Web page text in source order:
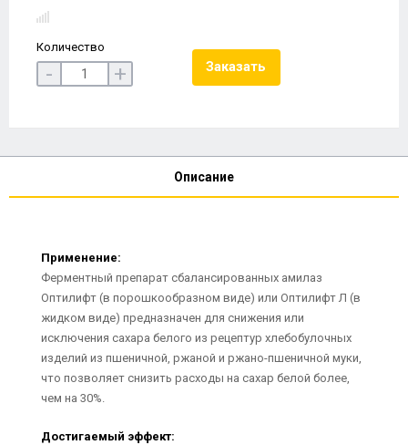
Количество
- + Заказать
Описание
Применение:
Ферментный препарат сбалансированных амилаз
Оптилифт (в порошкообразном виде) или Оптилифт Л (в
жидком виде) предназначен для снижения или
исключения сахара белого из рецептур хлебобулочных
изделий из пшеничной, ржаной и ржано-пшеничной муки,
что позволяет снизить расходы на сахар белой более,
чем на 30%.
Достигаемый эффект: